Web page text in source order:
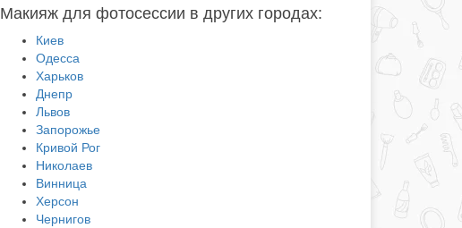
Макияж для фотосессии в других городах:
Киев
Одесса
Харьков
Днепр
Львов
Запорожье
Кривой Рог
Николаев
Винница
Херсон
Чернигов